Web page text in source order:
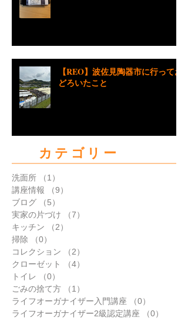
【REO】波佐見陶器市に行ってお
どろいたこと
カテゴリー
洗面所 （1）
講座情報
（9）
ブログ
（5）
実家の片づけ
（7）
キッチン
（2）
掃除
（0）
コレクション
（2）
クローゼット
（4）
トイレ
（0）
ごみの捨て方
（1）
ライフオーガナイザー入門講座
（0）
ライフオーガナイザー2級認定講座
（0）